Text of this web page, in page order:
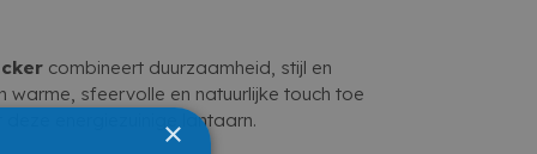
combineert duurzaamheid, stijl en
warme, sfeervolle en natuurlijke touch toe
energiezuinige lantaarn.
×